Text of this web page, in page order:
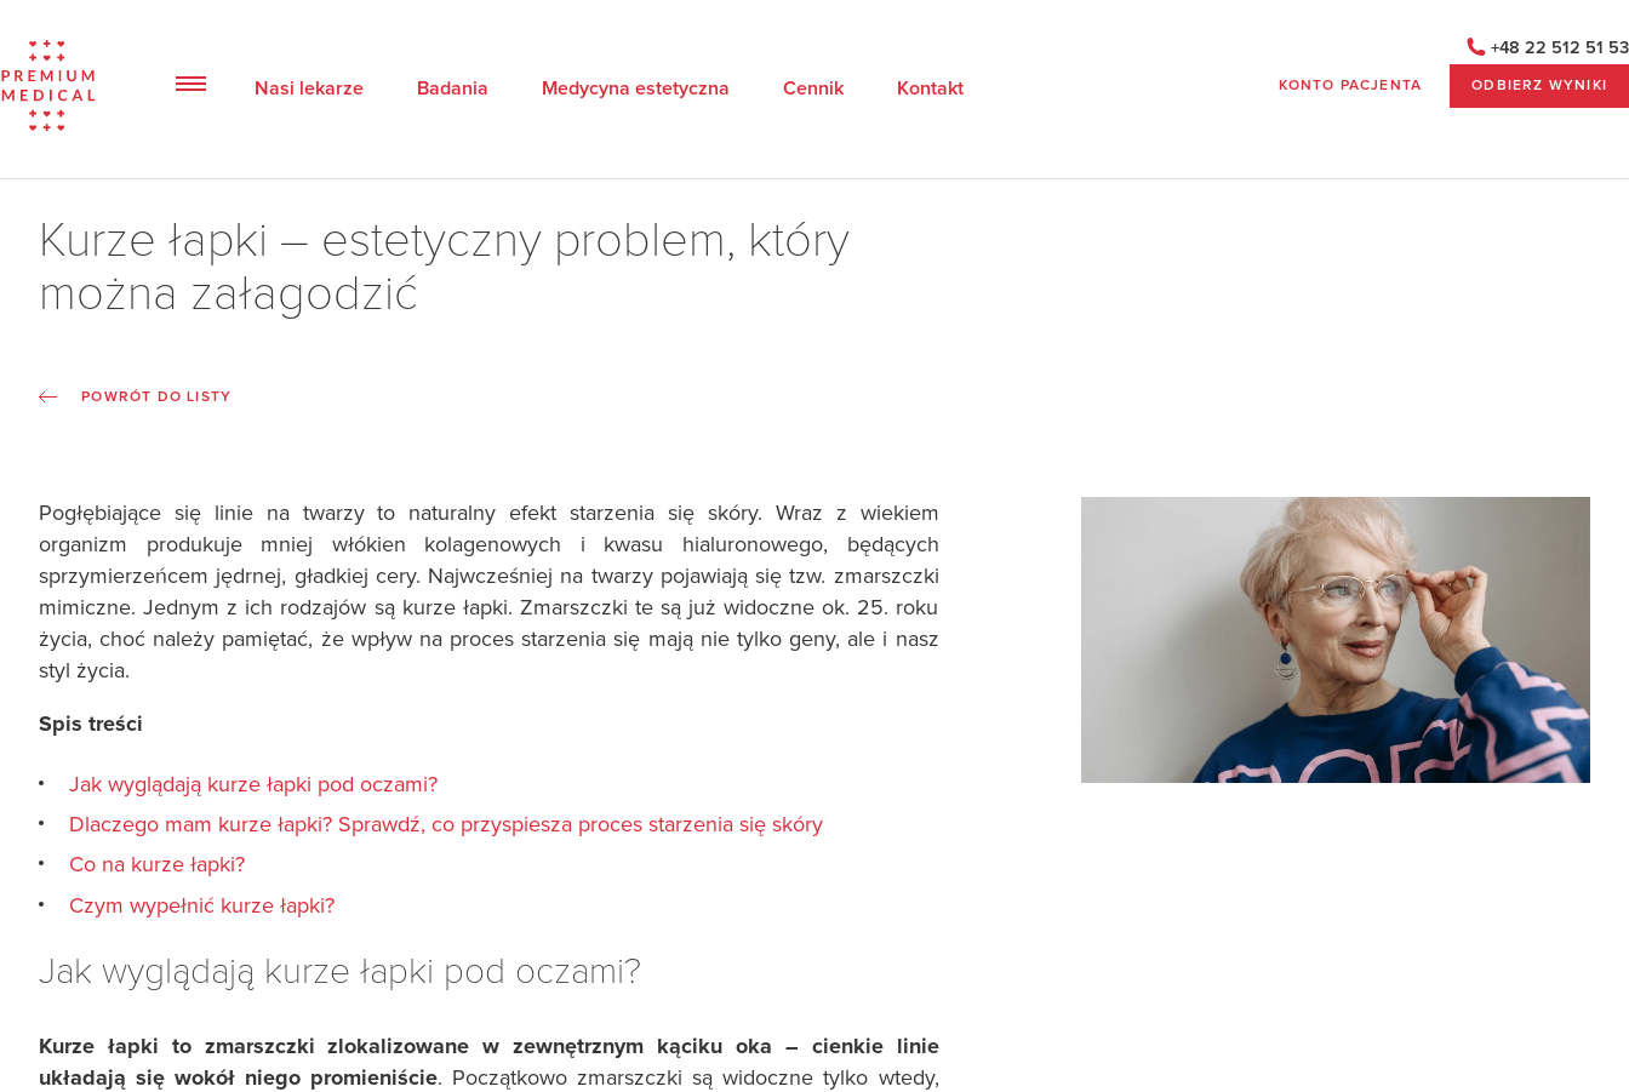
Nasi lekarze Badania Medycyna estetyczna Cennik Kontakt
+48 22 512 51 53
KONTO PACJENTA ODBIERZ WYNIKI
Kurze łapki – estetyczny problem, który
można załagodzić
POWRÓT DO LISTY
Pogłębiające się linie na twarzy to naturalny efekt starzenia się skóry. Wraz z wiekiem
organizm produkuje mniej włókien kolagenowych i kwasu hialuronowego, będących
sprzymierzeńcem jędrnej, gładkiej cery. Najwcześniej na twarzy pojawiają się tzw. zmarszczki
mimiczne. Jednym z ich rodzajów są kurze łapki. Zmarszczki te są już widoczne ok. 25. roku
życia, choć należy pamiętać, że wpływ na proces starzenia się mają nie tylko geny, ale i nasz
styl życia.
Spis treści
Jak wyglądają kurze łapki pod oczami?
Dlaczego mam kurze łapki? Sprawdź, co przyspiesza proces starzenia się skóry
Co na kurze łapki?
Czym wypełnić kurze łapki?
Jak wyglądają kurze łapki pod oczami?
Kurze łapki to zmarszczki zlokalizowane w zewnętrznym kąciku oka – cienkie linie
układają się wokół niego promieniście. Początkowo zmarszczki są widoczne tylko wtedy,